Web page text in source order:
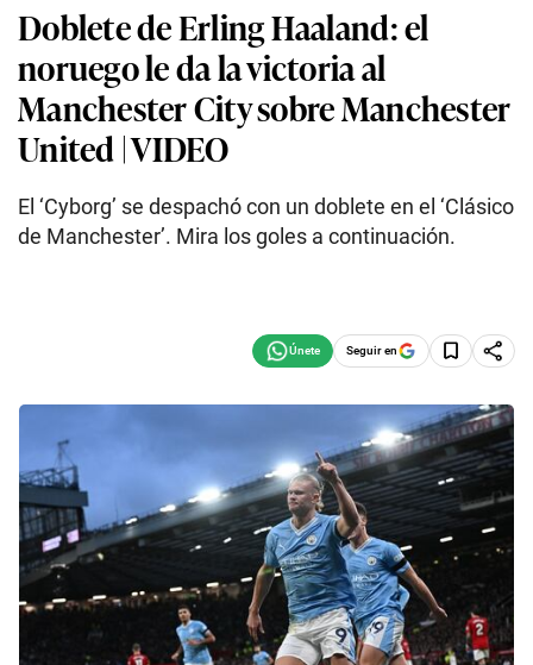
Doblete de Erling Haaland: el
noruego le da la victoria al
Manchester City sobre Manchester
United | VIDEO
El ‘Cyborg’ se despachó con un doblete en el ‘Clásico
de Manchester’. Mira los goles a continuación.
Seguir en